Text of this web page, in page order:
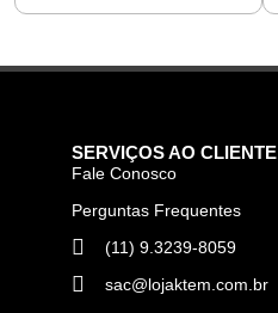
SERVIÇOS AO CLIENTE
Fale Conosco
Perguntas Frequentes
(11) 9.3239-8059
sac@lojaktem.com.br